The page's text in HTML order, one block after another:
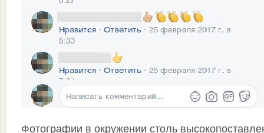
Фотографии в окружении столь